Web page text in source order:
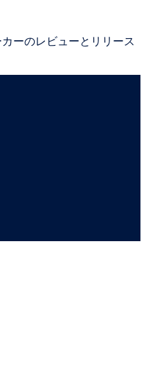
ーのレビューとリリース